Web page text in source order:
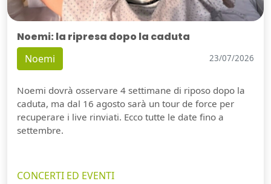
Noemi: la ripresa dopo la caduta
Noemi 23/07/2026
Noemi dovrà osservare 4 settimane di riposo dopo la
caduta, ma dal 16 agosto sarà un tour de force per
recuperare i live rinviati. Ecco tutte le date fino a
settembre.
CONCERTI ED EVENTI